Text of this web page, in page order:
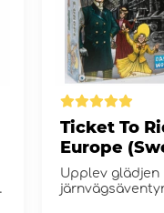
Ticket To
Europe
Upplev glädjen